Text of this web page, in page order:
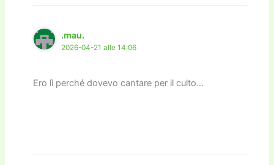
.mau.
2026-04-21 alle 14:06
Ero lì perché dovevo cantare per il culto…